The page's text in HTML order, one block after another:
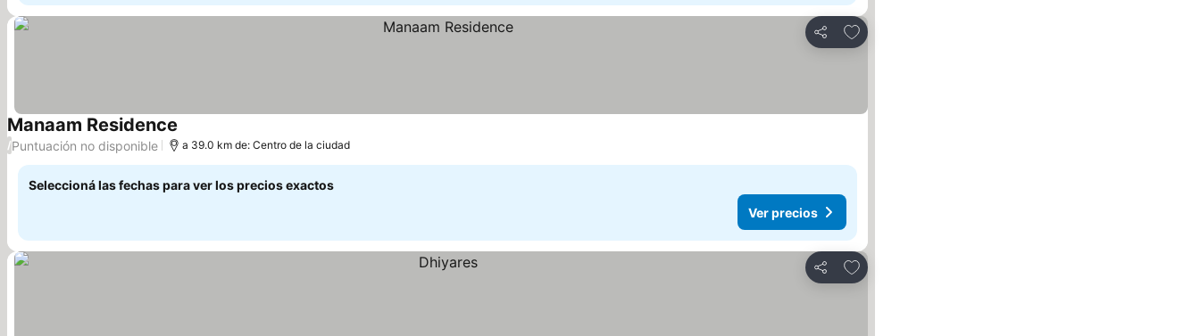
Compartir
Añadir a favoritos
Manaam Residence
/Puntuación no disponible a 39.0 km de: Centro de la ciudad
Seleccioná las fechas para ver los precios exactos
Ver precios
Compartir
Añadir a favoritos